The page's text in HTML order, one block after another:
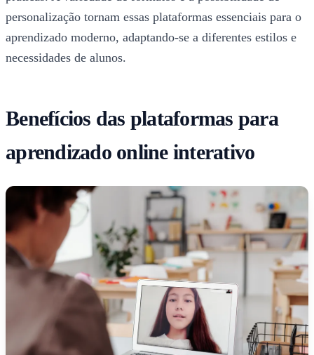
personalização tornam essas plataformas essenciais para o
aprendizado moderno, adaptando-se a diferentes estilos e
necessidades de alunos.
Benefícios das plataformas para
aprendizado online interativo